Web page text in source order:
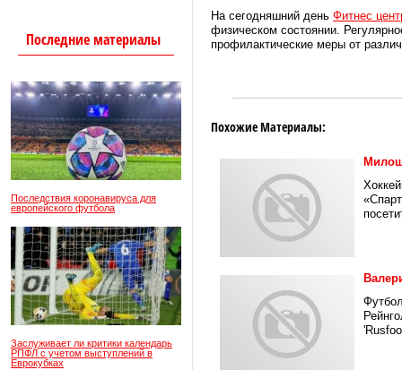
Последние материалы
Последствия коронавируса для
европейского футбола
Заслуживает ли критики календарь
РПФЛ с учетом выступлений в
Еврокубках
На сегодняшний день Фитнес
физическом состоянии.
профилактические меры от
Похожие Материалы: